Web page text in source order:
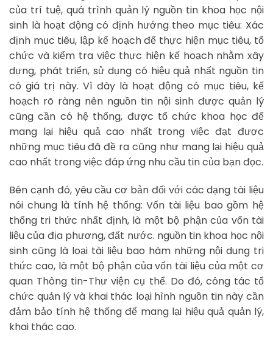
của trí tuệ, quá trình quản lý nguồn tin khoa học nội
sinh là hoạt động có định hướng theo mục tiêu: Xác
định mục tiêu, lập kế hoạch để thực hiện mục tiêu, tổ
chức và kiểm tra việc thực hiện kế hoạch nhằm xây
dựng, phát triển, sử dụng có hiệu quả nhất nguồn tin
có giá trị này. Vì đây là hoạt động có mục tiêu, kế
hoạch rõ ràng nên nguồn tin nội sinh được quản lý
cũng cần có hệ thống, được tổ chức khoa học để
mang lại hiệu quả cao nhất trong việc đạt được
những mục tiêu đã đề ra cũng như mang lại hiệu quả
cao nhất trong việc đáp ứng nhu cầu tin của bạn đọc.
Bên cạnh đó, yêu cầu cơ bản đối với các dạng tài liệu
nói chung là tính hệ thống: Vốn tài liệu bao gồm hệ
thống tri thức nhất định, là một bộ phận của vốn tài
liệu của địa phương, đất nước. nguồn tin khoa học nội
sinh cũng là loại tài liệu bao hàm những nội dung tri
thức cao, là một bộ phận của vốn tài liệu của một cơ
quan Thông tin-Thư viện cụ thể. Do đó, công tác tổ
chức quản lý và khai thác loại hình nguồn tin này cần
đảm bảo tính hệ thống để mang lại hiệu quả quản lý,
khai thác cao.